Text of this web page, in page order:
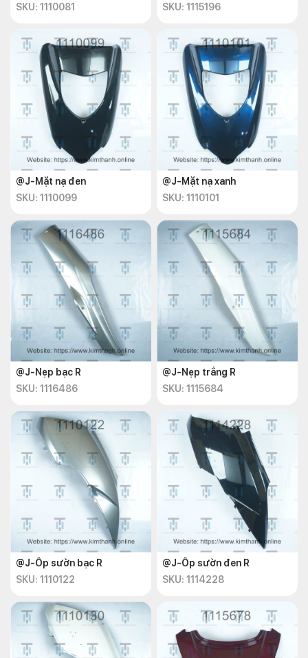
SKU: 1110081
SKU: 1115196
@J-Mặt nạ đen
SKU: 1110099
@J-Mặt nạ xanh
SKU: 1110101
@J-Nẹp bạc R
SKU: 1116486
@J-Nẹp trắng R
SKU: 1115684
@J-Ốp sườn bạc R
SKU: 1110122
@J-Ốp sườn đen R
SKU: 1114228